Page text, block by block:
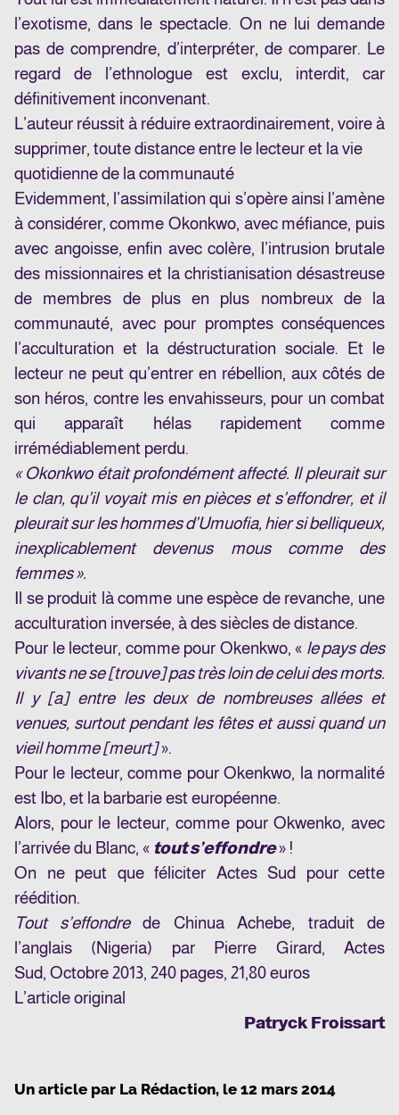
l’exotisme, dans le spectacle. On ne lui demande
pas de comprendre, d’interpréter, de comparer. Le
regard de l’ethnologue est exclu, interdit, car
définitivement inconvenant.
L’auteur réussit à réduire extraordinairement, voire à
supprimer, toute distance entre le lecteur et la vie
quotidienne de la communauté
Evidemment, l’assimilation qui s’opère ainsi l’amène
à considérer, comme Okonkwo, avec méfiance, puis
avec angoisse, enfin avec colère, l’intrusion brutale
des missionnaires et la christianisation désastreuse
de membres de plus en plus nombreux de la
communauté, avec pour promptes conséquences
l’acculturation et la déstructuration sociale. Et le
lecteur ne peut qu’entrer en rébellion, aux côtés de
son héros, contre les envahisseurs, pour un combat
qui apparaît hélas rapidement comme
irrémédiablement perdu.
« Okonkwo était profondément affecté. Il pleurait sur
le clan, qu’il voyait mis en pièces et s’effondrer, et il
pleurait sur les hommes d’Umuofia, hier si belliqueux,
inexplicablement devenus mous comme des
femmes ».
Il se produit là comme une espèce de revanche, une
acculturation inversée, à des siècles de distance.
Pour le lecteur, comme pour Okenkwo, « le pays des
vivants ne se [trouve] pas très loin de celui des morts.
Il y [a] entre les deux de nombreuses allées et
venues, surtout pendant les fêtes et aussi quand un
vieil homme [meurt]».
Pour le lecteur, comme pour Okenkwo, la normalité
est Ibo, et la barbarie est européenne.
Alors, pour le lecteur, comme pour Okwenko, avec
l’arrivée du Blanc, « tout s’effondre» !
On ne peut que féliciter Actes Sud pour cette
réédition.
Tout s’effondrede Chinua Achebe, traduit de
l’anglais (Nigeria) par Pierre Girard, Actes
Sud, Octobre 2013, 240 pages, 21,80 euros
L’article original
Patryck Froissart
Un article par La Rédaction, le 12 mars 2014